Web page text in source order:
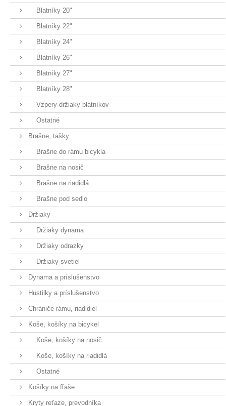
Blatníky 20"
Blatníky 22"
Blatníky 24"
Blatníky 26"
Blatníky 27"
Blatníky 28"
Vzpery-držiaky blatníkov
Ostatné
Brašne, tašky
Brašne do rámu bicykla
Brašne na nosič
Brašne na riadidlá
Brašne pod sedlo
Držiaky
Držiaky dynama
Držiaky odrazky
Držiaky svetiel
Dynama a príslušenstvo
Hustilky a príslušenstvo
Chrániče rámu, riadidiel
Koše, košíky na bicykel
Koše, košíky na nosič
Koše, košíky na riadidlá
Ostatné
Košíky na fľaše
Kryty reťaze, prevodníka